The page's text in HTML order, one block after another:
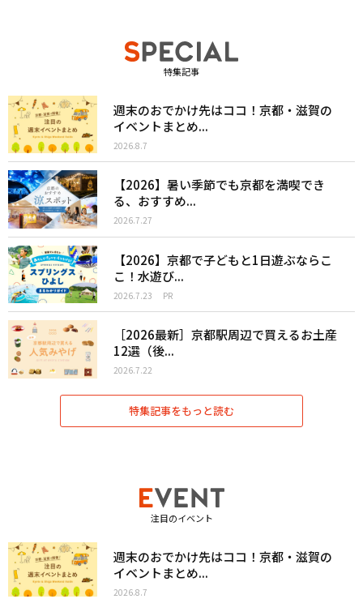
特集記事
週末のおでかけ先はココ！京都・滋賀の
イベントまとめ...
2026.8.7
【2026】暑い季節でも京都を満喫でき
る、おすすめ...
2026.7.27
【2026】京都で子どもと1日遊ぶならこ
こ！水遊び...
2026.7.23 PR
［2026最新］京都駅周辺で買えるお土産
12選（後...
2026.7.22
特集記事をもっと読む
注目のイベント
週末のおでかけ先はココ！京都・滋賀の
イベントまとめ...
2026.8.7